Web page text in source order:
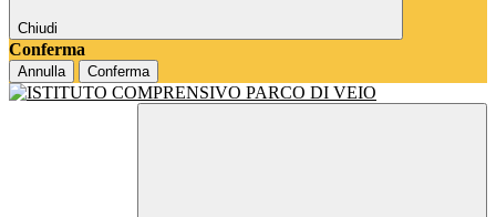
Chiudi
Conferma
Annulla Conferma